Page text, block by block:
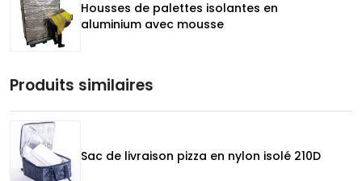
Housses de palettes isolantes en
aluminium avec mousse
Produits similaires
Sac de livraison pizza en nylon isolé 210D